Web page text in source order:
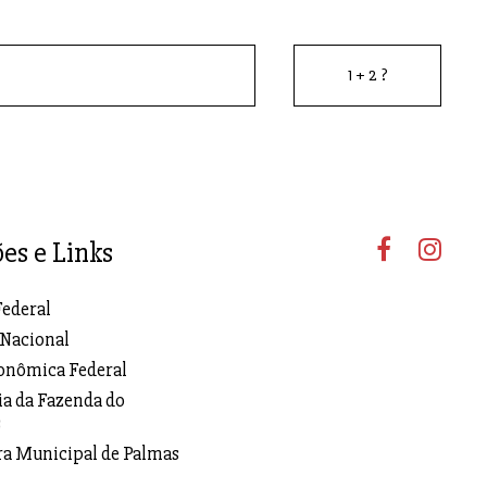
e Links
Federal
da Fazenda do
Municipal de Palmas